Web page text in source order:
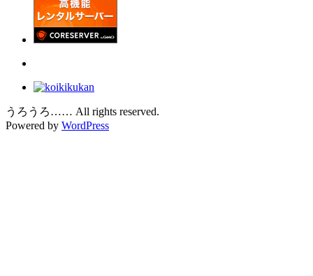
うろうろ…… All rights reserved.
Powered by WordPress